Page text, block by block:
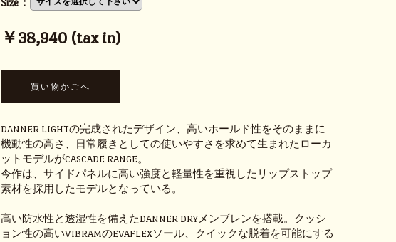
Size：
￥38,940 (tax in)
DANNER LIGHTの完成されたデザイン、高いホールド性をそのままに
機動性の高さ、日常履きとしての使いやすさを求めて生まれたローカ
ットモデルがCASCADE RANGE。
今作は、サイドパネルに高い強度と軽量性を重視したリップストップ
素材を採用したモデルとなっている。
高い防水性と透湿性を備えたDANNER DRYメンブレンを搭載。クッシ
ョン性の高いVIBRAMのEVAFLEXソール、クイックな脱着を可能にする